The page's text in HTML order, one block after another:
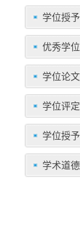
学位授
优秀学
学位论
学位评
学位授
学术道德